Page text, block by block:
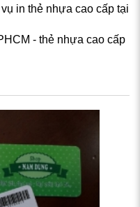
in thẻ nhựa cao cấp tại
- thẻ nhựa cao cấp